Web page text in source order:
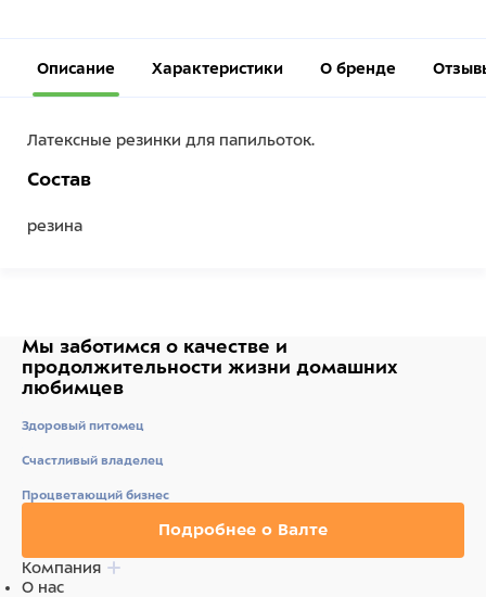
Описание Характеристики О бренде
Латексные резинки для папильоток.
Состав
резина
Мы заботимся о качестве и
продолжительности жизни домашних
любимцев
Здоровый питомец
Счастливый владелец
Процветающий бизнес
Подробнее о Валте
Компания
О нас